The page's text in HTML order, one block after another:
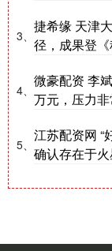
3、
捷希缘 天津
径，成果登《
4、
微豪配资 李
万元，压力
5、
江苏配资网 “
确认存在于火